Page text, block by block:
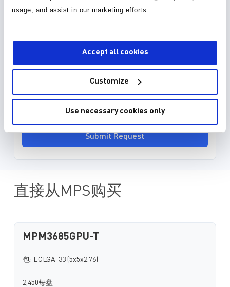
usage, and assist in our marketing efforts.
Accept all cookies
Customize
Use necessary cookies only
3D 模型 (15)
Please enter your email address and we will notify
you when it is released.
Submit Request
直接从MPS购买
MPM3685GPU-T
包: ECLGA-33 (5x5x2.76)
2,450每盘